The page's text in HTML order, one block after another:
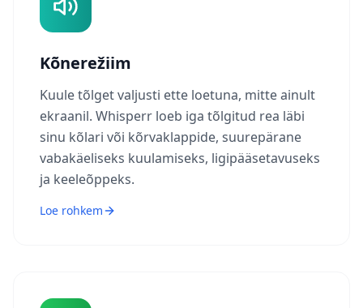
Kõnerežiim
Kuule tõlget valjusti ette loetuna, mitte ainult
ekraanil. Whisperr loeb iga tõlgitud rea läbi
sinu kõlari või kõrvaklappide, suurepärane
vabakäeliseks kuulamiseks, ligipääsetavuseks
ja keeleõppeks.
Loe rohkem